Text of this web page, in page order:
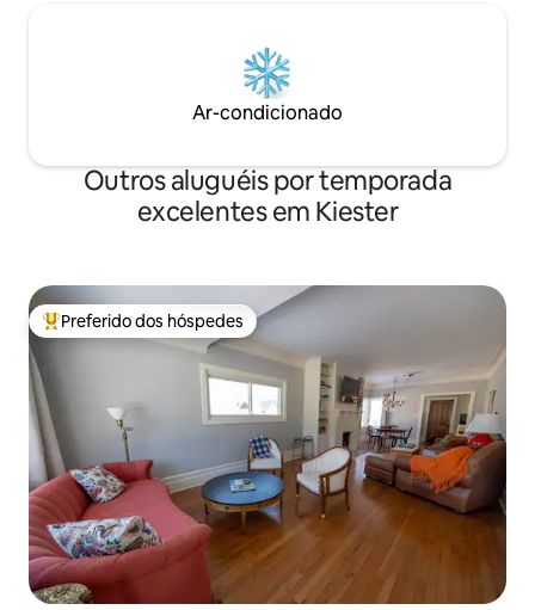
Ar-condicionado
Outros aluguéis por temporada
excelentes em Kiester
Entre os melhores preferidos dos hóspedes
Preferido dos hóspedes